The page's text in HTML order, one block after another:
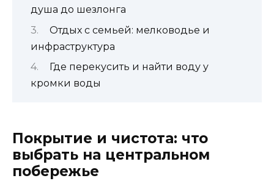
душа до шезлонга
Отдых с семьей: мелководье и
инфраструктура
Где перекусить и найти воду у
кромки воды
Покрытие и чистота: что
выбрать на центральном
побережье